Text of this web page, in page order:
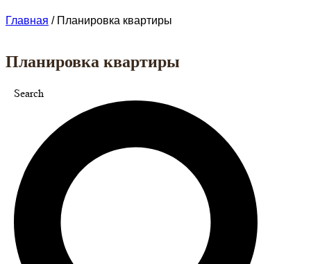
Главная / Планировка квартиры
Планировка квартиры
Search